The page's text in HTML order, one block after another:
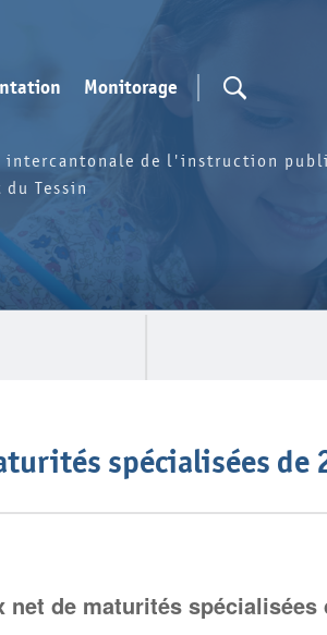
Monitorage
intercantonale de l'instruction
Tessin
spécialisées de